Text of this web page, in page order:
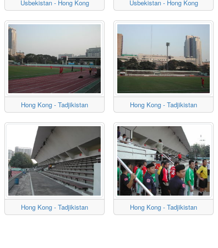
Usbekistan - Hong Kong Usbekistan - Hong Kong
Hong Kong - Tadjikistan Hong Kong - Tadjikistan
Hong Kong - Tadjikistan Hong Kong - Tadjikistan